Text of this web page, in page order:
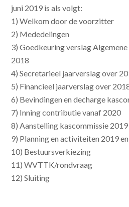
juni 2019 is als volgt:
1) Welkom door de voorzitter
2) Mededelingen
3) Goedkeuring verslag
2018
4) Secretarieel jaarverslag over
5) Financieel jaarverslag over
6) Bevindingen en decharge
7) Inning contributie vanaf 2020
8) Aanstelling kascommissie 2019
9) Planning en activiteiten 2019
10) Bestuursverkiezing
11) WVTTK/rondvraag
12) Sluiting